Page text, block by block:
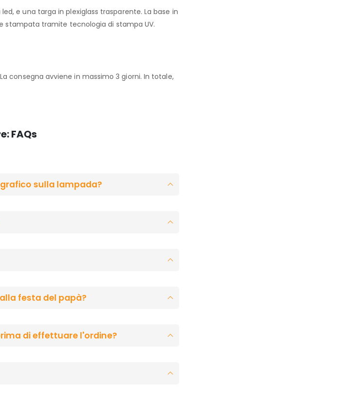
e una targa in plexiglass trasparente. La base in
stampata tramite tecnologia di stampa UV.
consegna avviene in massimo 3 giorni. In totale,
FAQs
sulla lampada?
festa del papà?
di effettuare l'ordine?